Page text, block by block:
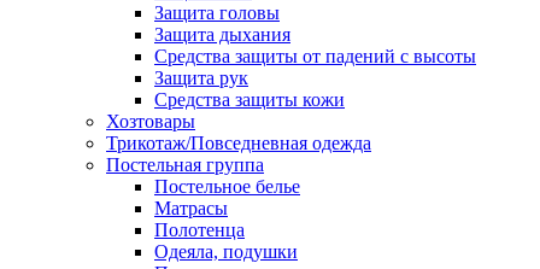
Защита головы
Защита дыхания
Средства защиты от падений с высоты
Защита рук
Средства защиты кожи
Хозтовары
Трикотаж/Повседневная одежда
Постельная группа
Постельное белье
Матрасы
Полотенца
Одеяла, подушки